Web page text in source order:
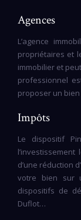
Agences
L’agence
propriétaires et
immobilier et
professionnel
proposer un
Impôts
Le dispositif
d’une réduction
votre bien sur
dispositifs de
Duflot…